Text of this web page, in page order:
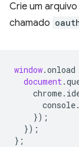
Crie um
chamado
window.onload
document.
chrome.
console.
});
});
};